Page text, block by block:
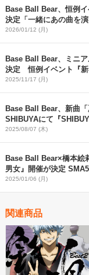
Base Ball Bear、恒例
決定「一緒にあの曲を
2026/01/12 (月)
Base Ball Bear、ミニ
決定 恒例イベント『新
も発表に
2025/11/17 (月)
Base Ball Bear、新曲
SHIBUYAにて『
2025/08/07 (木)
Base Ball Bear×橋本絵
男女』開催が決定
2025/01/06 (月)
関連商品